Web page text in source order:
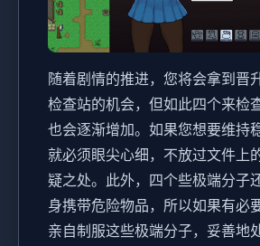
随着剧情的推进，您将会拿到晋
检查站的机会，但如此四个来检
也会逐渐增加。如果您想要维持
就必须眼尖心细，不放过文件上
疑之处。此外，四个些极端分子
身携带危险物品，所以如果有必
亲自制服这些极端分子，妥善地